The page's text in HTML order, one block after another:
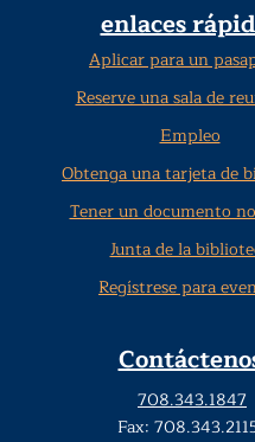
enlaces
Aplicar para un
Reserve una sala de
Empleo
Obtenga una tarjeta de
Tener un documento
Junta de la
Regístrese para
708.343.1847
Fax: